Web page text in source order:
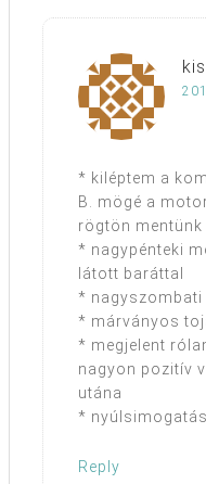
* kiléptem a
B. mögé a
rögtön
* nagypénteki
látott baráttal
* nagyszombati
* márványos
* megjelent
nagyon pozitív
utána
* nyúlsimogatás
Reply